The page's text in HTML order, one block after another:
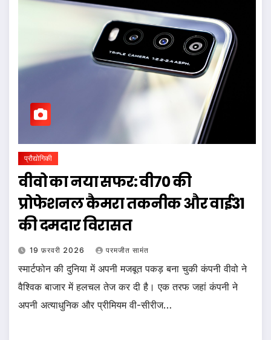
प्रौद्योगिकी
वीवो का नया सफर: वी70 की
प्रोफेशनल कैमरा तकनीक और वाई31
की दमदार विरासत
19 फ़रवरी 2026 परमजीत सामंत
स्मार्टफोन की दुनिया में अपनी मजबूत पकड़ बना चुकी कंपनी वीवो ने
वैश्विक बाजार में हलचल तेज कर दी है। एक तरफ जहां कंपनी ने
अपनी अत्याधुनिक और प्रीमियम वी-सीरीज…